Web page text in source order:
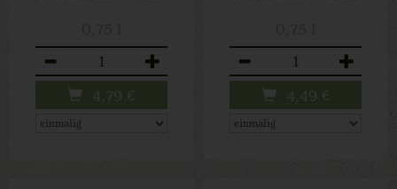
Anzahl
4,79 €
Anzahl
4,49 €